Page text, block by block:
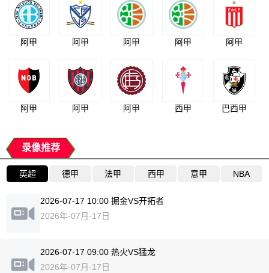
阿甲 阿甲 阿甲 阿甲 阿甲
阿甲 阿甲 阿甲 西甲 巴西甲
录像推荐
英超 德甲 法甲 西甲 意甲 NBA
2026-07-17 10:00 掘金VS开拓者
2026年-07月-17日
2026-07-17 09:00 热火VS猛龙
2026年-07月-17日